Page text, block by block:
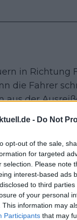
- Do Not
opt-out of the sale,
for targeted
selection. Please note
interest-based ads
to third
of your personal
This information may
Participants that may
in Richtung
die Fahrer
aus der
dem Rennen
Passage des
und Luca
vorn, ihr